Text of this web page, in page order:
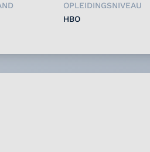
OPLEIDINGSNIVEAU
HBO